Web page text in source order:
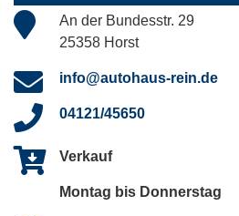
An der Bundesstr. 29
25358 Horst
info@autohaus-rein.de
04121/45650
Verkauf
Montag bis Donnerstag